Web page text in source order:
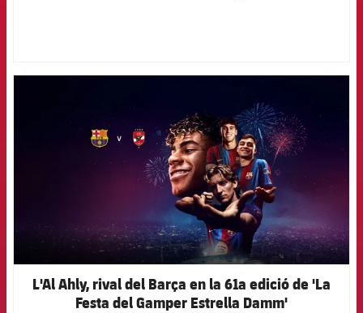
L'Al Ahly, rival del Barça en la 61a edició de 'La
Festa del Gamper Estrella Damm'